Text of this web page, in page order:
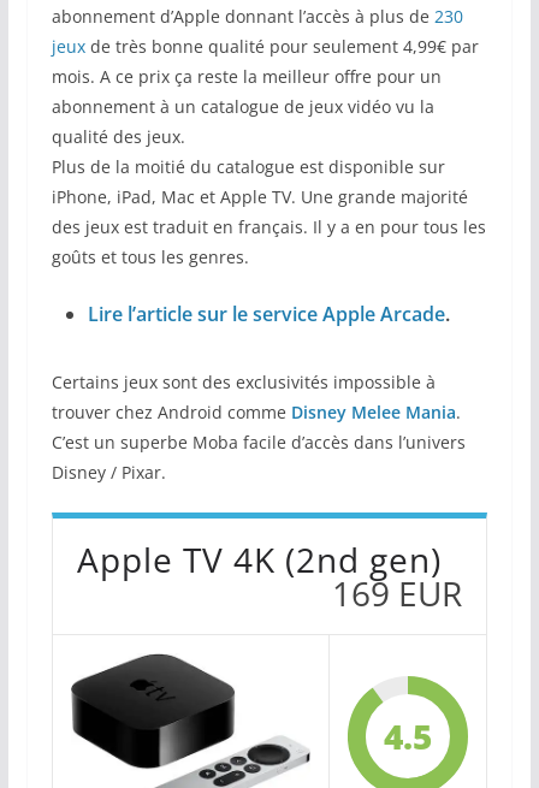
abonnement d’Apple donnant l’accès à plus de 230
jeuxde très bonne qualité pour seulement 4,99€ par
mois. A ce prix ça reste la meilleur offre pour un
abonnement à un catalogue de jeux vidéo vu la
qualité des jeux.
Plus de la moitié du catalogue est disponible sur
iPhone, iPad, Mac et Apple TV. Une grande majorité
des jeux est traduit en français. Il y a en pour tous les
goûts et tous les genres.
Lire l’article sur le service Apple Arcade.
Certains jeux sont des exclusivités impossible à
trouver chez Android comme Disney Melee Mania.
C’est un superbe Moba facile d’accès dans l’univers
Disney / Pixar.
Apple TV 4K (2nd gen)
169 EUR
4.5